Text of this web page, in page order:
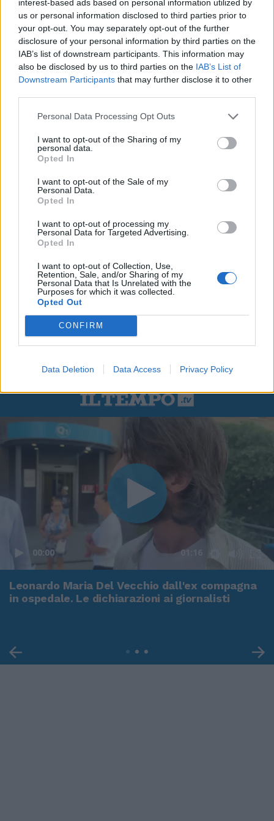
interest-based ads based on personal information utilized by
us or personal information disclosed to third parties prior to
your opt-out. You may separately opt-out of the further
disclosure of your personal information by third parties on the
IAB’s list of downstream participants. This information may
also be disclosed by us to third parties on the IAB’s List of
Downstream Participants that may further disclose it to other
Personal Data Processing Opt Outs
I want to opt-out of the Sharing of my
personal data.
Opted In
I want to opt-out of the Sale of my
Personal Data.
Opted In
I want to opt-out of processing my
Personal Data for Targeted Advertising.
Opted In
I want to opt-out of Collection, Use,
Retention, Sale, and/or Sharing of my
Personal Data that Is Unrelated with the
Purposes for which it was collected.
Opted Out
CONFIRM
Data Deletion Data Access Privacy Policy
00:00 01:16
Leonardo Maria Del Vecchio dall'ex compagna
in ospedale. Le dichiarazioni ai giornalisti